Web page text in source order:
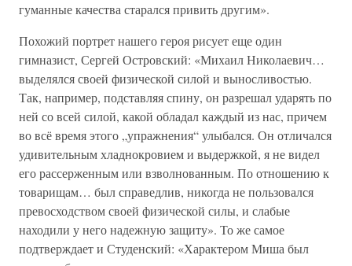
гуманные качества старался привить другим».
Похожий портрет нашего героя рисует еще один
гимназист, Сергей Островский: «Михаил Николаевич…
выделялся своей физической силой и выносливостью.
Так, например, подставляя спину, он разрешал ударять по
ней со всей силой, какой обладал каждый из нас, причем
во всё время этого „упражнения“ улыбался. Он отличался
удивительным хладнокровием и выдержкой, я не видел
его рассерженным или взволнованным. По отношению к
товарищам… был справедлив, никогда не пользовался
превосходством своей физической силы, и слабые
находили у него надежную защиту». То же самое
подтверждает и Студенский: «Характером Миша был